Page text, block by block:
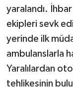
yaralandı.
ekipleri sevk
yerinde ilk
ambulanslarla
Yaralılardan
tehlikesinin